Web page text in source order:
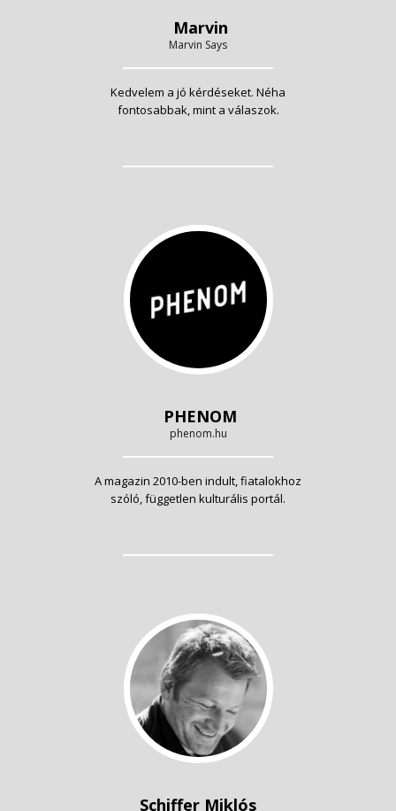
Marvin
Marvin Says
Kedvelem a jó kérdéseket. Néha
fontosabbak, mint a válaszok.
PHENOM
phenom.hu
A magazin 2010-ben indult, fiatalokhoz
szóló, független kulturális portál.
Schiffer Miklós